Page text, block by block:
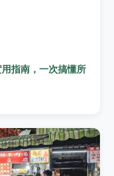
指南，一次搞懂所